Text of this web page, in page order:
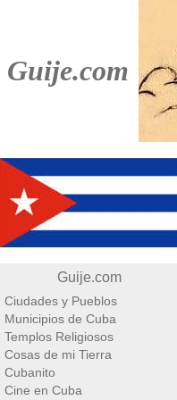
Guije.com
Guije.com
Ciudades y Pueblos
Municipios de Cuba
Templos Religiosos
Cosas de mi Tierra
Cubanito
Cine en Cuba